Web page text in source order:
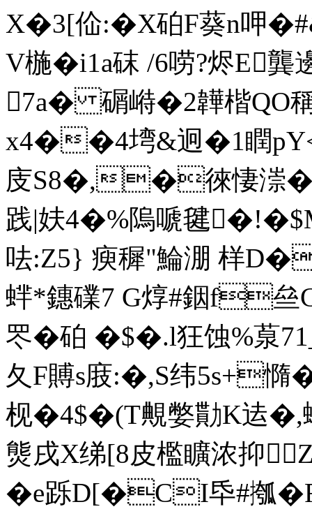
Х�3[佡:�X砶F葵n呷
V椸�i1a砞 /6唠? 烬
7a� 碿崻�2韡楷
x4��4塆&迥�1瞤
庋S8�,�徠悽漴
践|妋4�%隖嗁毽
呿:Z5} 瘐穉"鯩淜 样
蝆*鏸礏7 G焞#銦f
罖 �砶 �$�.l狂蚀%
夂F賻s庪:�,S纬5s+憜
枧�4$�(T覥嫳勩K迲
熋戌X绨[8皮檻矌浓抑
�e跞D[�CI氒#摦